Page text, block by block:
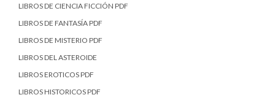
LIBROS DE CIENCIA FICCIÓN PDF
LIBROS DE FANTASÍA PDF
LIBROS DE MISTERIO PDF
LIBROS DEL ASTEROIDE
LIBROS EROTICOS PDF
LIBROS HISTORICOS PDF